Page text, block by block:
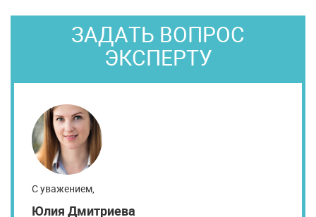
ЗАДАТЬ ВОПРОС
ЭКСПЕРТУ
С уважением,
Юлия Дмитриева